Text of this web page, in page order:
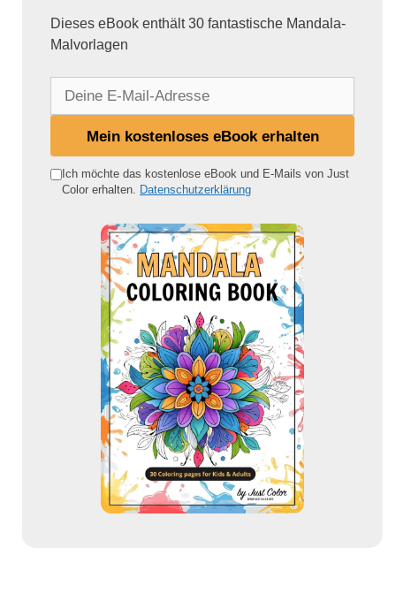
Dieses eBook enthält 30 fantastische Mandala-
Malvorlagen
e
Mein kostenloses eBook erhalten
Ich möchte das kostenlose eBook und E-Mails von Just
Color erhalten. Datenschutzerklärung